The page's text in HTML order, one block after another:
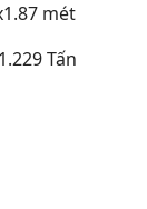
mét
Tấn